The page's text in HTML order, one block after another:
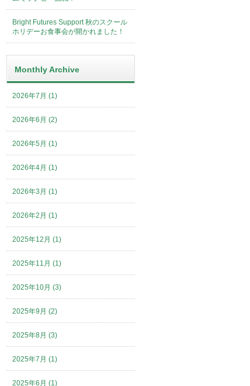
Bright Futures Support 秋のスクール
ホリデーお食事会が開かれました！
Monthly Archive
2026年7月 (1)
2026年6月 (2)
2026年5月 (1)
2026年4月 (1)
2026年3月 (1)
2026年2月 (1)
2025年12月 (1)
2025年11月 (1)
2025年10月 (3)
2025年9月 (2)
2025年8月 (3)
2025年7月 (1)
2025年6月 (1)